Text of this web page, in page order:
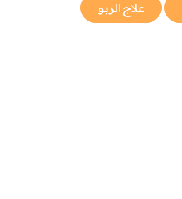
علاج الربو